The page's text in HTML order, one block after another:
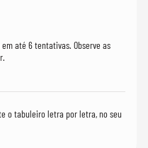
até 6 tentativas. Observe as
o tabuleiro letra por letra, no seu